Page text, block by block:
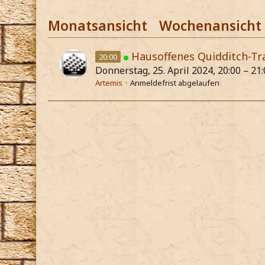
Monatsansicht Wochenansicht
20:00 Hausoffenes Quidditch-
Donnerstag, 25. April 2024, 20:00 –
Artemis Anmeldefrist abgelaufen